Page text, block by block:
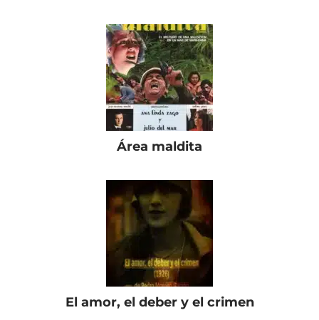
Área maldita
El amor, el deber y el crimen